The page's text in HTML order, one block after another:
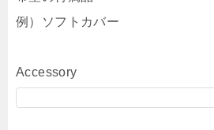
例）ソフトカバー
Accessory